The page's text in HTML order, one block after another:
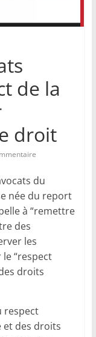
de la
droit
du
née du report
à “remettre
des
les
“respect
droits
respect
et des droits